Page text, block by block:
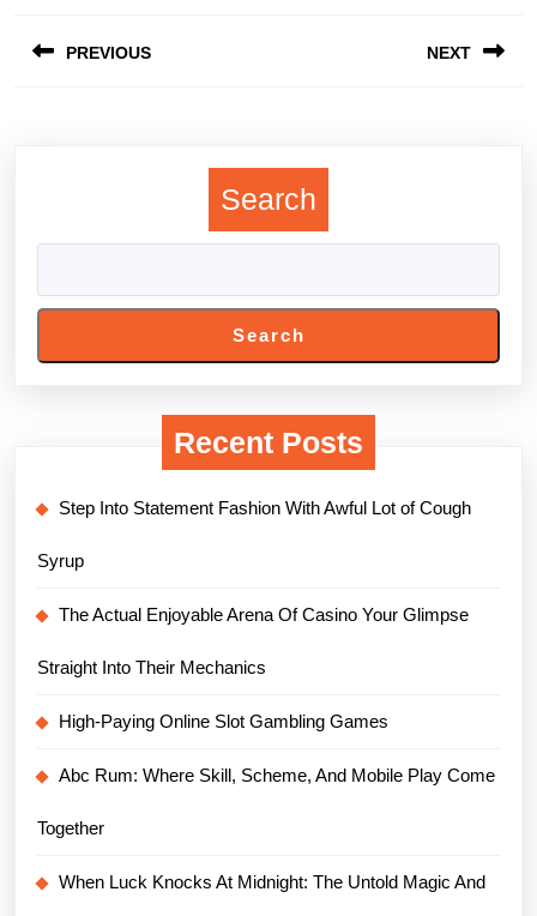
navigation
PREVIOUS NEXT
Search
Search
Recent Posts
Step Into Statement Fashion With Awful Lot of Cough
Syrup
The Actual Enjoyable Arena Of Casino Your Glimpse
Straight Into Their Mechanics
High-Paying Online Slot Gambling Games
Abc Rum: Where Skill, Scheme, And Mobile Play Come
Together
When Luck Knocks At Midnight: The Untold Magic And